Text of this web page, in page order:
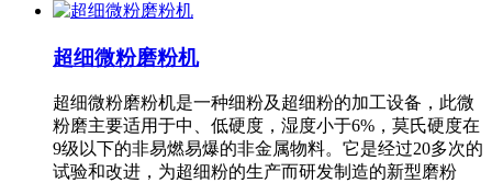
超细微粉磨粉机
超细微粉磨粉机是一种细粉及超细粉的加工设备，此微
粉磨主要适用于中、低硬度，湿度小于6%，莫氏硬度在
9级以下的非易燃易爆的非金属物料。它是经过20多次的
试验和改进，为超细粉的生产而研发制造的新型磨粉